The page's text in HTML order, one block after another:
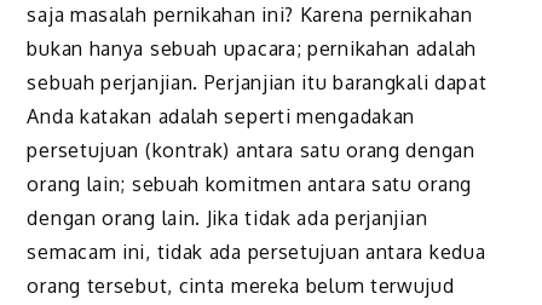
saja masalah pernikahan ini? Karena pernikahan
bukan hanya sebuah upacara; pernikahan adalah
sebuah perjanjian. Perjanjian itu barangkali dapat
Anda katakan adalah seperti mengadakan
persetujuan (kontrak) antara satu orang dengan
orang lain; sebuah komitmen antara satu orang
dengan orang lain. Jika tidak ada perjanjian
semacam ini, tidak ada persetujuan antara kedua
orang tersebut, cinta mereka belum terwujud